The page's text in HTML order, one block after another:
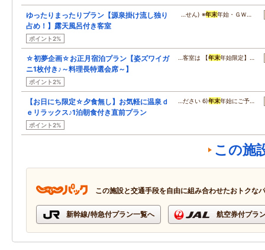
ゆったりまったりプラン【源泉掛け流し独り
占め！】露天風呂付き客室
ポイント2%
…せん) ※年末年始・ＧＷ…
☆初夢企画☆お正月宿泊プラン【姿ズワイガ
ニ1枚付き♪～料理長特選会席～】
ポイント2%
…客室は 【年末年始限定】…
【お日にち限定☆夕食無し】お気軽に温泉ｄ
ｅリラックス♪1泊朝食付き直前プラン
ポイント2%
…ださい 6)年末年始にご予…
この施
この施設と交通手段を自由に組み合わせたおトクな
新幹線/特急付プラン一覧へ 航空券付プラ